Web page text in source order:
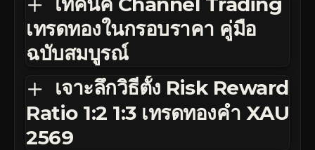
เทรดทองในกรอบราคา คู่มือ
ฉบับสมบูรณ์
เจาะลึกวิธีตั้ง Risk Reward
Ratio 1:2 1:3 เทรดทองคำ XAU
2569